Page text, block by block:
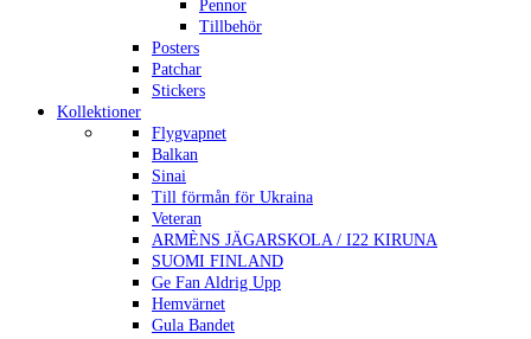
Pennor
Tillbehör
Posters
Patchar
Stickers
Kollektioner
Flygvapnet
Balkan
Sinai
Till förmån för Ukraina
Veteran
ARMÈNS JÄGARSKOLA / I22 KIRUNA
SUOMI FINLAND
Ge Fan Aldrig Upp
Hemvärnet
Gula Bandet